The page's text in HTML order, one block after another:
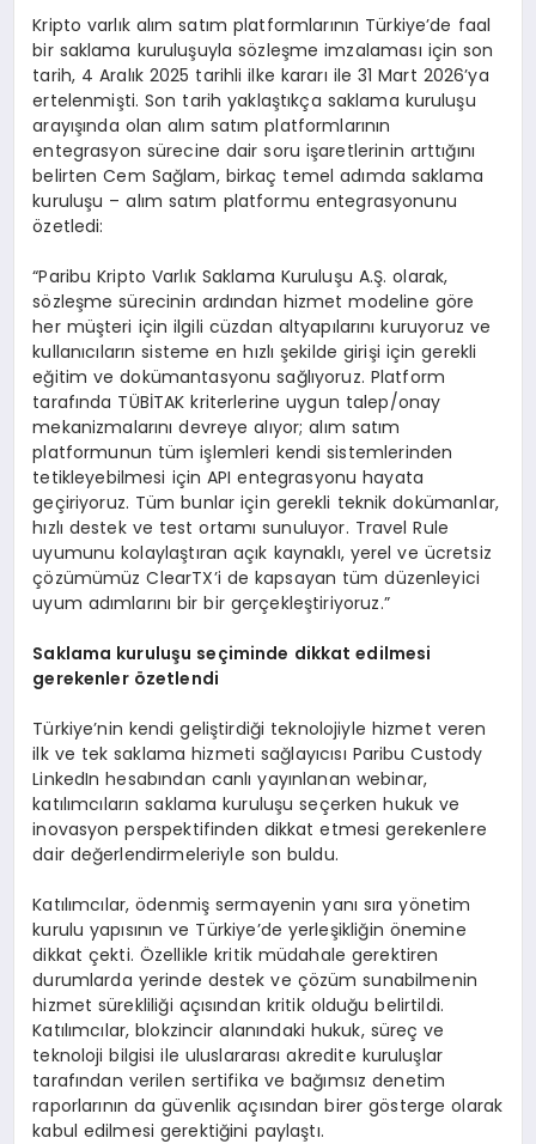
Kripto varlık alım satım platformlarının Türkiye’de faal
bir saklama kuruluşuyla sözleşme imzalaması için son
tarih, 4 Aralık 2025 tarihli ilke kararı ile 31 Mart 2026’ya
ertelenmişti. Son tarih yaklaştıkça saklama kuruluşu
arayışında olan alım satım platformlarının
entegrasyon sürecine dair soru işaretlerinin arttığını
belirten Cem Sağlam, birkaç temel adımda saklama
kuruluşu – alım satım platformu entegrasyonunu
özetledi:
“Paribu Kripto Varlık Saklama Kuruluşu A.Ş. olarak,
sözleşme sürecinin ardından hizmet modeline göre
her müşteri için ilgili cüzdan altyapılarını kuruyoruz ve
kullanıcıların sisteme en hızlı şekilde girişi için gerekli
eğitim ve dokümantasyonu sağlıyoruz. Platform
tarafında TÜBİTAK kriterlerine uygun talep/onay
mekanizmalarını devreye alıyor; alım satım
platformunun tüm işlemleri kendi sistemlerinden
tetikleyebilmesi için API entegrasyonu hayata
geçiriyoruz. Tüm bunlar için gerekli teknik dokümanlar,
hızlı destek ve test ortamı sunuluyor. Travel Rule
uyumunu kolaylaştıran açık kaynaklı, yerel ve ücretsiz
çözümümüz ClearTX’i de kapsayan tüm düzenleyici
uyum adımlarını bir bir gerçekleştiriyoruz.”
Saklama kuruluşu seçiminde dikkat edilmesi
gerekenler özetlendi
Türkiye’nin kendi geliştirdiği teknolojiyle hizmet veren
ilk ve tek saklama hizmeti sağlayıcısı Paribu Custody
LinkedIn hesabından canlı yayınlanan webinar,
katılımcıların saklama kuruluşu seçerken hukuk ve
inovasyon perspektifinden dikkat etmesi gerekenlere
dair değerlendirmeleriyle son buldu.
Katılımcılar, ödenmiş sermayenin yanı sıra yönetim
kurulu yapısının ve Türkiye’de yerleşikliğin önemine
dikkat çekti. Özellikle kritik müdahale gerektiren
durumlarda yerinde destek ve çözüm sunabilmenin
hizmet sürekliliği açısından kritik olduğu belirtildi.
Katılımcılar, blokzincir alanındaki hukuk, süreç ve
teknoloji bilgisi ile uluslararası akredite kuruluşlar
tarafından verilen sertifika ve bağımsız denetim
raporlarının da güvenlik açısından birer gösterge olarak
kabul edilmesi gerektiğini paylaştı.